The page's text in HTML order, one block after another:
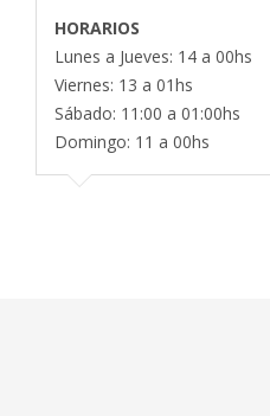
HORARIOS
Lunes a Jueves: 14 a 00hs
Viernes: 13 a 01hs
Sábado: 11:00 a 01:00hs
Domingo: 11 a 00hs